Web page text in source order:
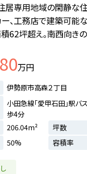
居専用地域の閑静な
、工務店で建築可能
62坪超え。南西向き
万円
伊勢原市高森２丁目
小田急線「愛甲石田」駅バ
歩4分
206.04m² 坪数
50% 容積率